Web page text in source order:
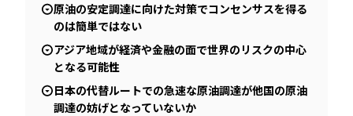
原油の安定調達に向けた対策でコンセンサスを得る
のは簡単ではない
アジア地域が経済や金融の面で世界のリスクの中心
となる可能性
日本の代替ルートでの急速な原油調達が他国の原油
調達の妨げとなっていないか